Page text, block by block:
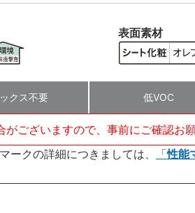
表面素材
クス不要 低VOC
ございますので、事前にご確認お願
ークの詳細につきましては、
性能